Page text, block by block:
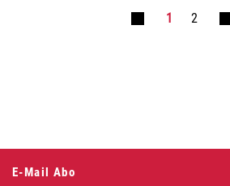
1 2
E-Mail Abo